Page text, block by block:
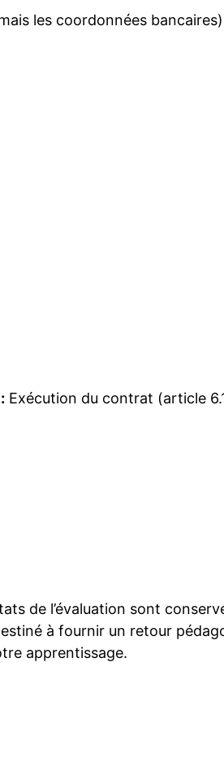
les coordonnées bancaires)
Exécution du contrat (article
de l’évaluation sont
à fournir un retour
apprentissage.